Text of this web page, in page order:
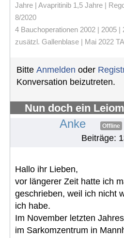
Jahre | Avapritinib 1,5 Jahre |
8/2020
4 Bauchoperationen 2002 | 2005 |
zusätzl. Gallenblase | Mai 2022
Bitte Anmelden oder
Konversation beizutreten.
Nun doch ein
Anke Offline
Beiträge:
Hallo ihr Lieben,
vor längerer Zeit hatte ich
geschrieben, weil ich nicht
ich habe.
Im November letzten
im Sarkomzentrum in